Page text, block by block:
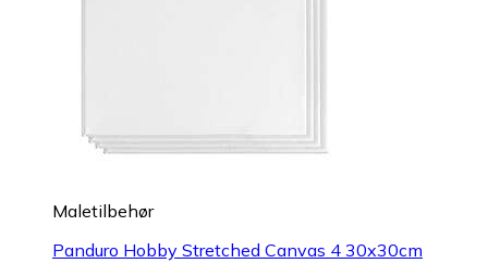
Maletilbehør
Panduro Hobby Stretched Canvas 4 30x30cm